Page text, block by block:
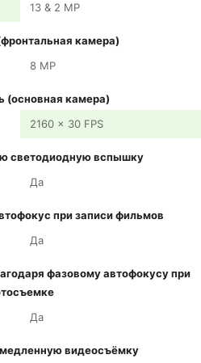
13 & 2 MP
камера)
8 MP
(основная камера)
2160 x 30 FPS
светодиодную вспышку
Да
при записи фильмов
Да
фазовому автофокусу при
Да
видеосъёмку